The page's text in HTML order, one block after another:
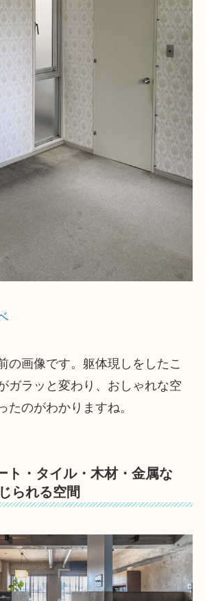
の画像です。躯体現しをしたこ
ガラッと変わり、おしゃれな空
たのがわかりますね。
ト・タイル・木材・金属な
られる空間